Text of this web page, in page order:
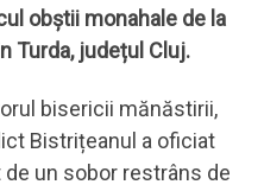
obștii monahale de la
Turda, județul Cluj.
bisericii mănăstirii,
Bistrițeanul a oficiat
un sobor restrâns de